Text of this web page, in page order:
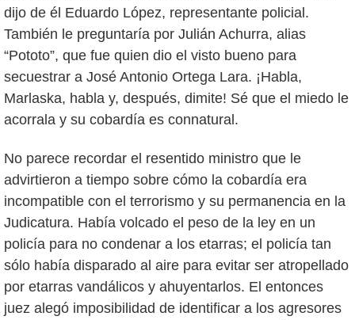
dijo de él Eduardo López, representante policial.
También le preguntaría por Julián Achurra, alias
“Pototo”, que fue quien dio el visto bueno para
secuestrar a José Antonio Ortega Lara. ¡Habla,
Marlaska, habla y, después, dimite! Sé que el miedo le
acorrala y su cobardía es connatural.
No parece recordar el resentido ministro que le
advirtieron a tiempo sobre cómo la cobardía era
incompatible con el terrorismo y su permanencia en la
Judicatura. Había volcado el peso de la ley en un
policía para no condenar a los etarras; el policía tan
sólo había disparado al aire para evitar ser atropellado
por etarras vandálicos y ahuyentarlos. El entonces
juez alegó imposibilidad de identificar a los agresores